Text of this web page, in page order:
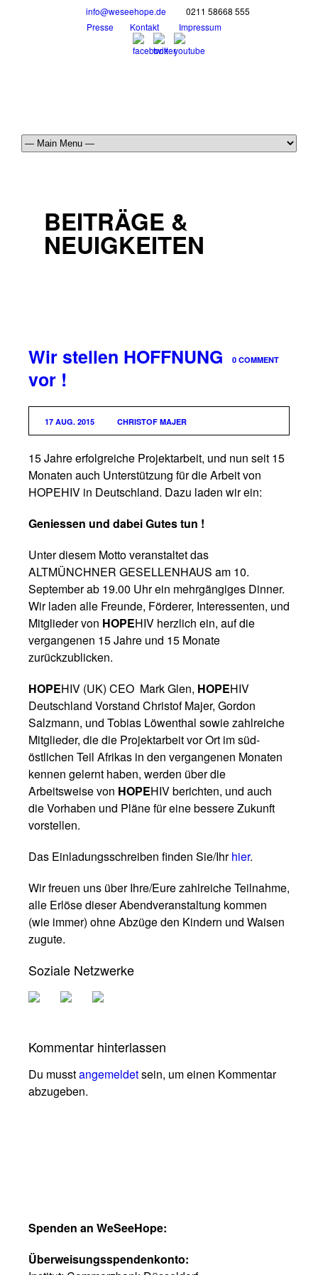
info@weseehope.de
0211 58668 555
Presse
Kontakt Impressum
BEITRÄGE &
NEUIGKEITEN
0 COMMENT
Wir stellen HOFFNUNG
vor !
17 AUG. 2015 CHRISTOF MAJER
15 Jahre erfolgreiche Projektarbeit, und nun seit 15
Monaten auch Unterstützung für die Arbeit von
HOPEHIV in Deutschland. Dazu laden wir ein:
Geniessen und dabei Gutes tun !
Unter diesem Motto veranstaltet das
ALTMÜNCHNER GESELLENHAUS am 10.
September ab 19.00 Uhr ein mehrgängiges Dinner.
Wir laden alle Freunde, Förderer, Interessenten, und
Mitglieder von HOPEHIV herzlich ein, auf die
vergangenen 15 Jahre und 15 Monate
zurückzublicken.
HOPEHIV (UK) CEO Mark Glen, HOPEHIV
Deutschland Vorstand Christof Majer, Gordon
Salzmann, und Tobias Löwenthal sowie zahlreiche
Mitglieder, die die Projektarbeit vor Ort im süd-
östlichen Teil Afrikas in den vergangenen Monaten
kennen gelernt haben, werden über die
Arbeitsweise von HOPEHIV berichten, und auch
die Vorhaben und Pläne für eine bessere Zukunft
vorstellen.
Das Einladungsschreiben finden Sie/Ihrhier.
Wir freuen uns über Ihre/Eure zahlreiche Teilnahme,
alle Erlöse dieser Abendveranstaltung kommen
(wie immer) ohne Abzüge den Kindern und Waisen
zugute.
Soziale Netzwerke
Kommentar hinterlassen
Du musstangemeldetsein, um einen Kommentar
abzugeben.
Spenden an WeSeeHope:
Überweisungsspendenkonto: